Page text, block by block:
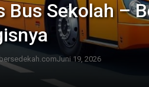
Bus Sekolah –
Juni 19, 2026